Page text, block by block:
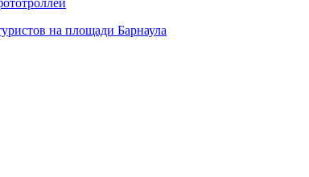
на площади Барнаула